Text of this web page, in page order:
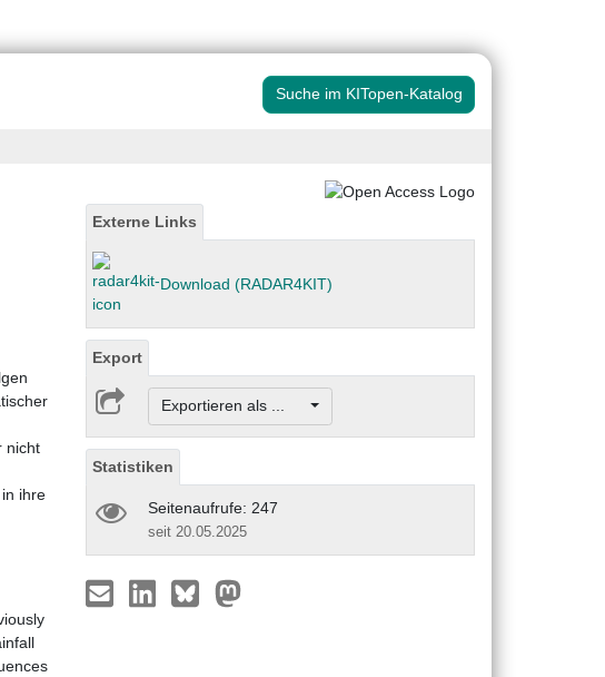
Suche im KITopen-Katalog
nicht
ihre
Externe Links
Download (RADAR4KIT)
Export
Exportieren als ...
Statistiken
Seitenaufrufe: 247
seit 20.05.2025